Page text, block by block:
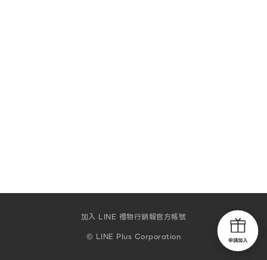
加入 LINE 禮物行銷報官方帳號
© LINE Plus Corporation